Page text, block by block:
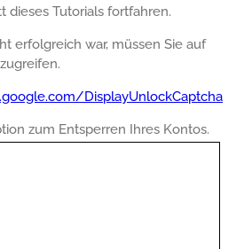
dieses Tutorials fortfahren.
erfolgreich war, müssen Sie auf
DisplayUnlockCaptcha
zum Entsperren Ihres Kontos.